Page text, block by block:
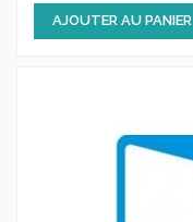
AJOUTER AU PANIER